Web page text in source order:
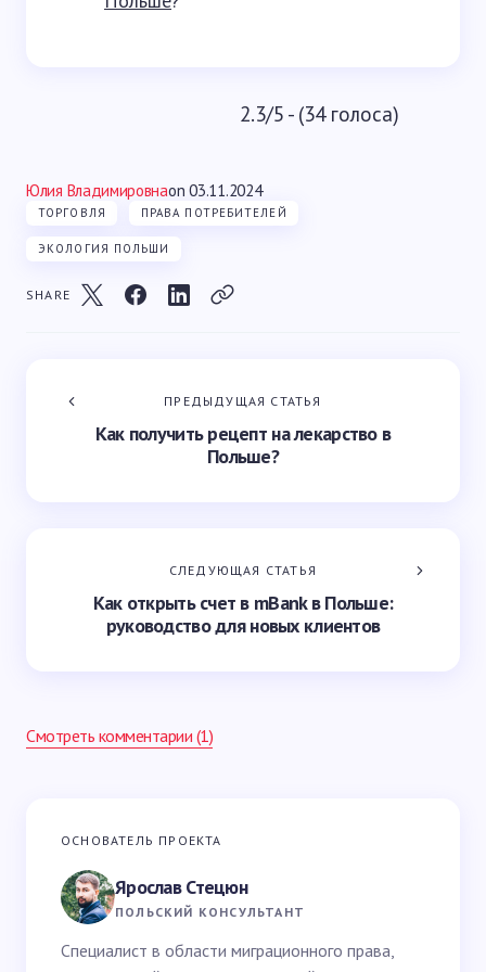
2.3/5 - (34 голоса)
Юлия Владимировнаon 03.11.2024
ТОРГОВЛЯ ПРАВА ПОТРЕБИТЕЛЕЙ
ЭКОЛОГИЯ ПОЛЬШИ
SHARE
ПРЕДЫДУЩАЯ СТАТЬЯ
Как получить рецепт на лекарство в
Польше?
СЛЕДУЮЩАЯ СТАТЬЯ
Как открыть счет в mBank в Польше:
руководство для новых клиентов
Смотреть комментарии (1)
Ваш адрес email не будет опубликован.
Ваше имя *
ОСНОВАТЕЛЬ ПРОЕКТА
Ярослав Стецюн
ПОЛЬСКИЙ КОНСУЛЬТАНТ
Специалист в области миграционного права,